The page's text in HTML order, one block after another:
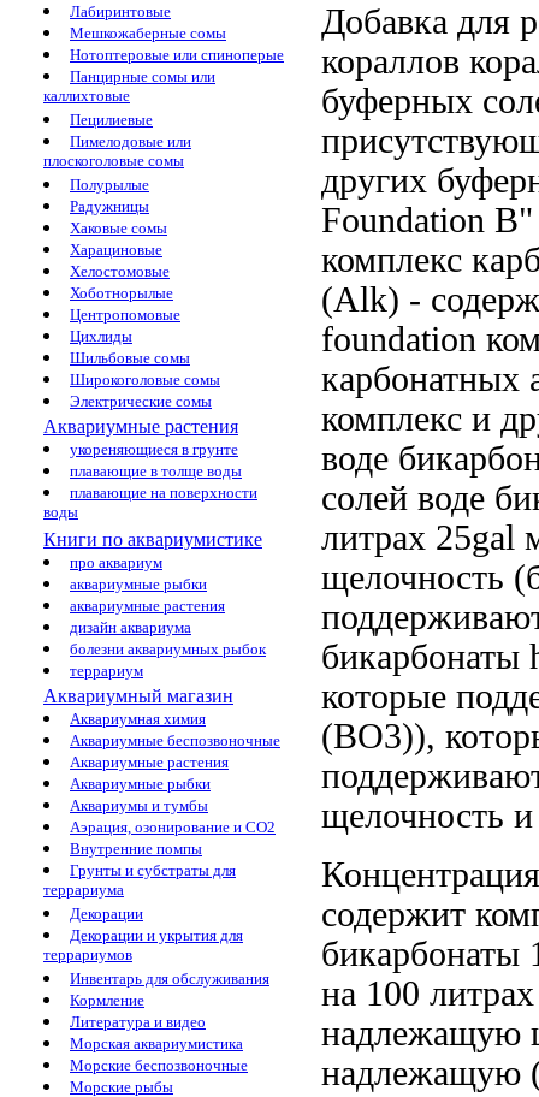
Лабиринтовые
Мешкожаберные сомы
Нотоптеровые или спиноперые
Панцирные сомы или
каллихтовые
Пецилиевые
Пимелодовые или
плоскоголовые сомы
Полурылые
Радужницы
Хаковые сомы
Харациновые
Хелостомовые
Хоботнорылые
Центропомовые
Цихлиды
Шильбовые сомы
Широкоголовые сомы
Электрические сомы
Аквариумные растения
укореняющиеся в грунте
плавающие в толще воды
плавающие на поверхности
воды
Книги по аквариумистике
про аквариум
аквариумные рыбки
аквариумные растения
дизайн аквариума
болезни аквариумных рыбок
террариум
Аквариумный магазин
Аквариумная химия
Аквариумные беспозвоночные
Аквариумные растения
Аквариумные рыбки
Аквариумы и тумбы
Аэрация, озонирование и CO2
Внутренние помпы
Грунты и субстраты для
террариума
Декорации
Декорации и укрытия для
террариумов
Инвентарь для обслуживания
Кормление
Литература и видео
Морская аквариумистика
Морские беспозвоночные
Морские рыбы
Добавка для
кораллов
буферных
других
Foundation
комплекс
(Alk) -
foundation
карбонатных
комплекс и
воде
солей воде
литрах 25gal
щелочность
бикарбонаты
которые
(BO3)),
щелочность
содержит
бикарбонаты
на 100
надлежащую
надлежащую